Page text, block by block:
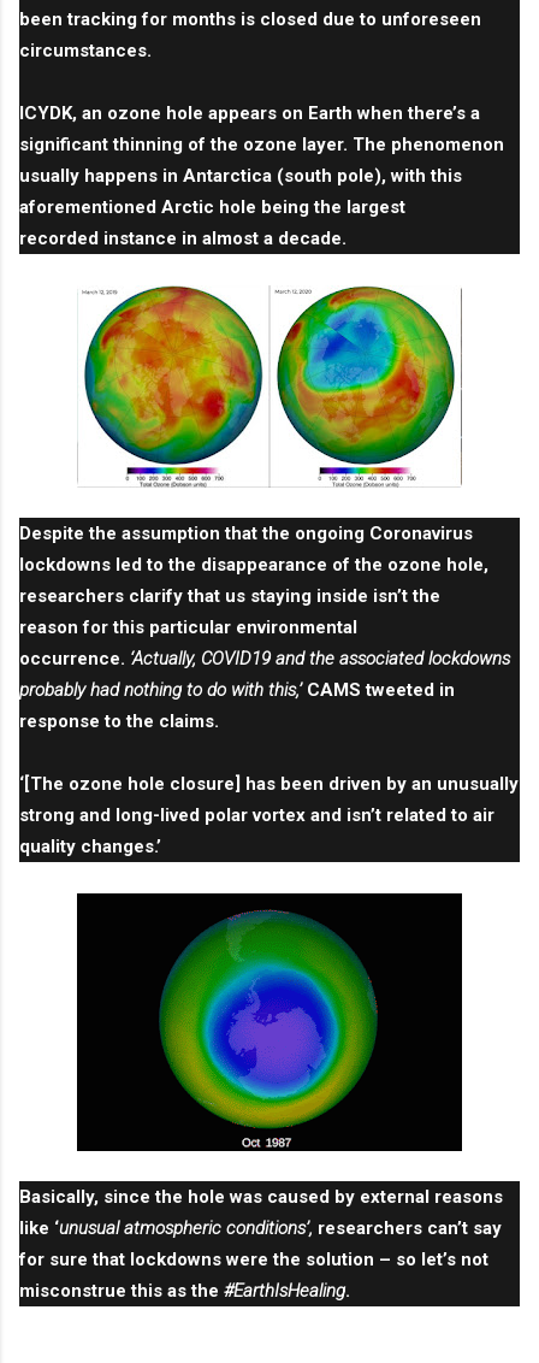
been tracking for months is closed due to unforeseen
circumstances.
ICYDK, an ozone hole appears on Earth when there’s a
significant thinning of the ozone layer. The phenomenon
usually happens in Antarctica (south pole), with this
aforementioned Arctic hole being the largest
recorded instance in almost a decade.
Despite the assumption that the ongoing Coronavirus
lockdowns led to the disappearance of the ozone hole,
researchers clarify that us staying inside isn’t the
reason for this particular environmental
occurrence. ‘Actually, COVID19 and the associated lockdowns
probably had nothing to do with this,’CAMStweeted in
response to the claims.
‘[The ozone hole closure] has been driven by an unusually
strong and long-lived polar vortex and isn’t related to air
quality changes.’
Basically, since the hole was caused by external reasons
like ‘unusual atmospheric conditions’, researchers can’t say
for sure that lockdowns were the solution – so let’s not
misconstrue this as the #EarthIsHealing.